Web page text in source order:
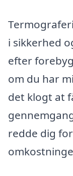
i sikkerhed
efter
om du har
det klogt at
redde dig